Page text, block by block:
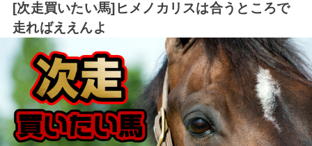
[次走買いたい馬]ヒメノカリスは合うところで
走ればええんよ